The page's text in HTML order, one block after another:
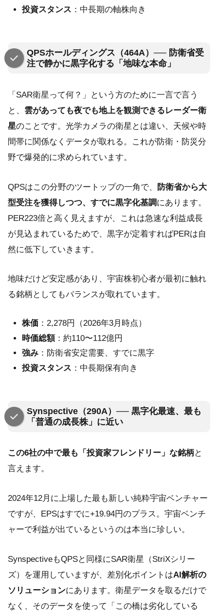
投資スタンス ：中長期の軸株向き
QPSホールディングス（464A）── 防衛省受
注で静かに黒字化する「地味な本命」
「SAR衛星って何？」という方のために一言で言う
と、 雲があっても夜でも地上を観測できるレーダー衛
星のことです。光学カメラの衛星とは違い、天候や時
間帯に関係なくデータが取れる。これが防衛・防災分
野で爆発的に求められています。
QPSはこの分野のツートップの一角で、
防衛省から大
型受注を獲得しつつ、すでに黒字化基調にあります。
PER223倍と高く見えますが、これは急速な利益成長
が見込まれているためで、黒字が定着すればPERは自
然に低下していきます。
地味だけど安定感があり、宇宙株初心者が最初に触れ
る銘柄としてもバランスが取れています。
株価 ：2,278円（2026年3月時点）
時価総額：約110〜112億円
強み ：防衛省安定需要、すでに黒字
投資スタンス ：中長期保有向き
Synspective（290A）── 黒字化最速、最も
「普通の成長株」に近い
この6社の中で最も「投資家フレンドリー」な銘柄と
言えます。
2024年12月に上場した最も新しい純粋宇宙ベンチャー
ですが、EPSはすでに+19.94円のプラス。宇宙ベンチ
ャーで利益が出ているというのは本当に珍しい。
SynspectiveもQPSと同様にSAR衛星（StriXシリー
ズ）を運用していますが、差別化ポイントはAI解析の
ソリューションにあります。衛星データを取るだけで
なく、そのデータを使って「この橋は劣化している